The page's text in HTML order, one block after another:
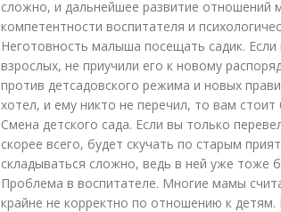
сложно, и дальнейшее развитие отношений
компетентности воспитателя и
Неготовность малыша посещать садик.
взрослых, не приучили его к новому
против детсадовского режима и новых
хотел, и ему никто не перечил, то вам
Смена детского сада. Если вы только
скорее всего, будет скучать по старым
складываться сложно, ведь в ней уже тоже
Проблема в воспитателе. Многие мамы
крайне не корректно по отношению к